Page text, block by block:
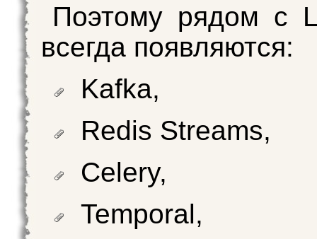
Поэтому рядом с
всегда появляются:
Kafka,
Redis Streams,
Celery,
Temporal,